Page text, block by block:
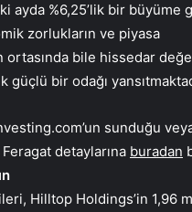
ayda %6,25’lik bir büyüme
zorlukların ve piyasa
ortasında bile hissedar
güçlü bir odağı
sunduğu
detaylarına buradan
Hilltop Holdings’in 1,96